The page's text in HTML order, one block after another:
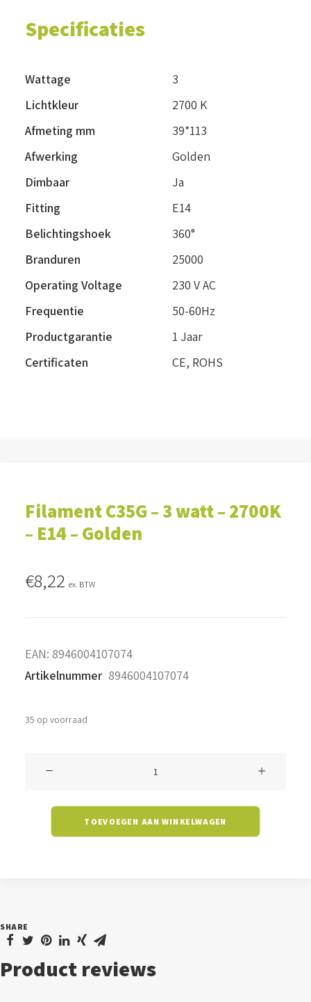
Specificaties
Wattage
3
Lichtkleur
2700 K
Afmeting mm
39*113
Afwerking
Golden
Dimbaar
Ja
Fitting
E14
Belichtingshoek
360°
Branduren
25000
Operating Voltage
230 V AC
Frequentie
50-60Hz
Productgarantie
1 Jaar
Certificaten
CE, ROHS
Filament C35G – 3 watt – 2700K
– E14 – Golden
€8,22 ex. BTW
EAN: 8946004107074
Artikelnummer 8946004107074
35 op voorraad
E14
Golden
TOEVOEGEN AAN WINKELWAGEN
SHARE
Product reviews